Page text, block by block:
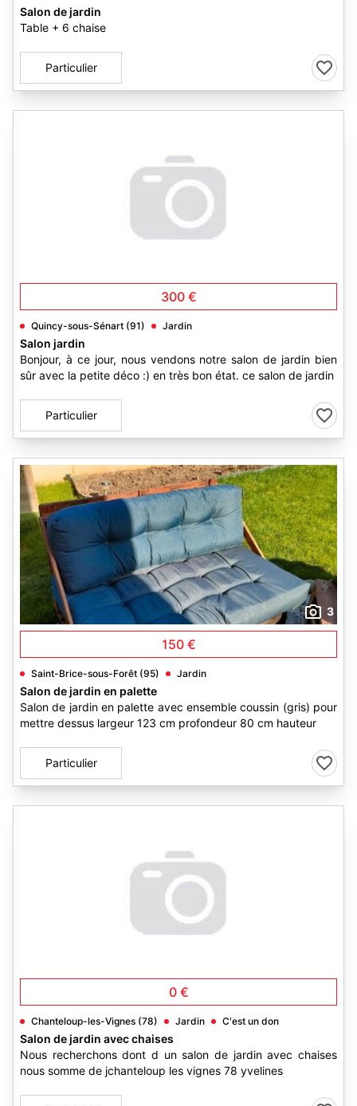
Salon de jardin
Table + 6 chaise
Particulier
300 €
Quincy-sous-Sénart (91) Jardin
Salon jardin
Bonjour, à ce jour, nous vendons notre salon de jardin bien
sûr avec la petite déco :) en très bon état. ce salon de jardin
Particulier
3
150 €
Saint-Brice-sous-Forêt (95) Jardin
Salon de jardin en palette
Salon de jardin en palette avec ensemble coussin (gris) pour
mettre dessus largeur 123 cm profondeur 80 cm hauteur
Particulier
0 €
Chanteloup-les-Vignes (78) Jardin C'est un don
Salon de jardin avec chaises
Nous recherchons dont d un salon de jardin avec chaises
nous somme de jchanteloup les vignes 78 yvelines